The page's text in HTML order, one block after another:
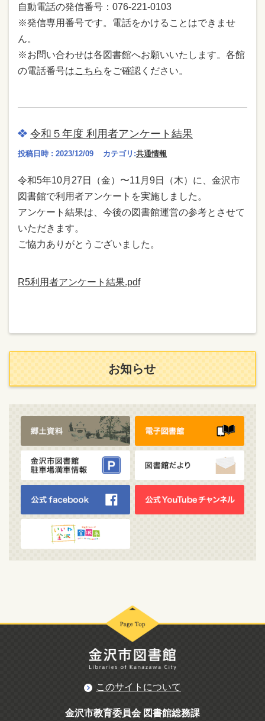
自動電話の発信番号：076-221-0103
※発信専用番号です。電話をかけることはできませ
ん。
※お問い合わせは各図書館へお願いいたします。各館
の電話番号はこちら をご確認ください。
令和５年度 利用者アンケート結果
投稿日時 : 2023/12/09 カテゴリ:共通情報
令和5年10⽉27⽇（金）〜11⽉9⽇（木）に、⾦沢市
図書館で利⽤者アンケートを実施しました。
アンケート結果は、今後の図書館運営の参考とさせて
いただきます。
ご協⼒ありがとうございました。
R5利用者アンケート結果.pdf
お知らせ
このサイトについて
金沢市教育委員会 図書館総務課